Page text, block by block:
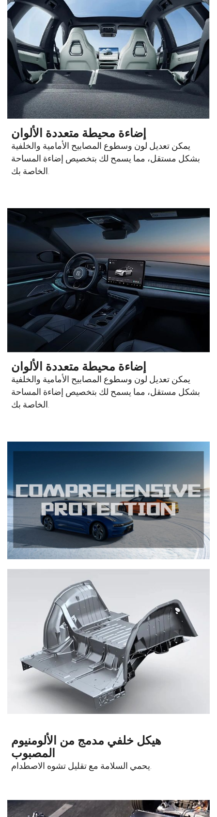
إضاءة محيطة متعددة الألوان
يمكن تعديل لون وسطوع المصابيح الأمامية والخلفية
بشكل مستقل، مما يسمح لك بتخصيص إضاءة المساحة
إضاءة محيطة متعددة الألوان
يمكن تعديل لون وسطوع المصابيح الأمامية والخلفية
بشكل مستقل، مما يسمح لك بتخصيص إضاءة المساحة
الخاصة بك.
هيكل خلفي مدمج من الألومنيوم
المصبوب
يحمي السلامة مع تقليل تشوه الاصطدام.